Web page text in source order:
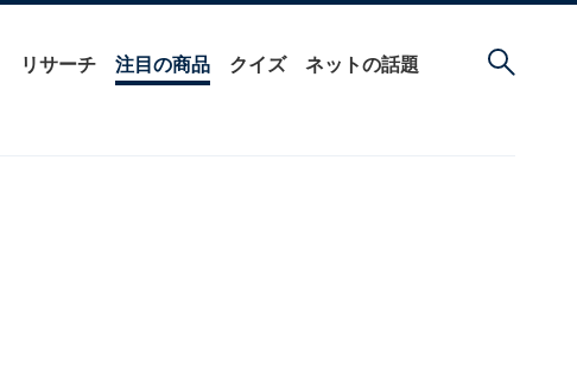
リサーチ 注目の商品 クイズ ネットの話題